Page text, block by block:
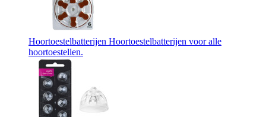
Hoortoestelbatterijen Hoortoestelbatterijen voor alle
hoortoestellen.